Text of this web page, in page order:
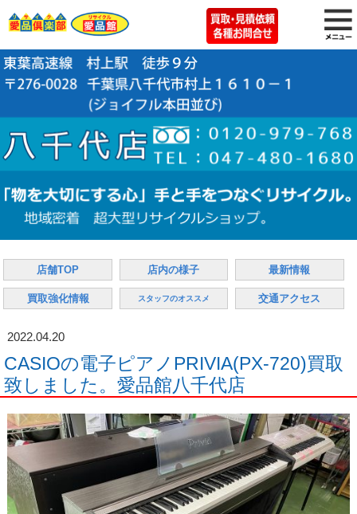
店舗TOP 店内の様子 最新情報
買取強化情報 スタッフのオススメ 交通アクセス
2022.04.20
CASIOの電子ピアノPRIVIA(PX-720)買取
致しました。愛品館八千代店